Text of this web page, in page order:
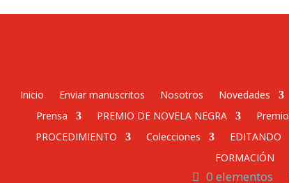
Inicio Enviar manuscritos Nosotros Novedades
Prensa
PREMIO DE NOVELA NEGRA
PROCEDIMIENTO
Colecciones EDITANDO
FORMACIÓN
0 elementos